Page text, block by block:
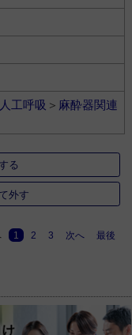
工呼吸 ＞ 麻酔器関連
る
外す
1 2 3 次へ 最後